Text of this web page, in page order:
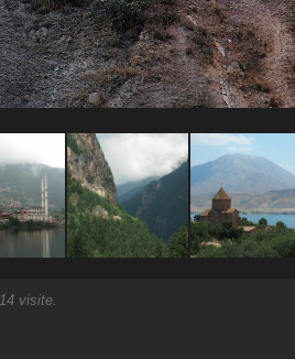
visite.